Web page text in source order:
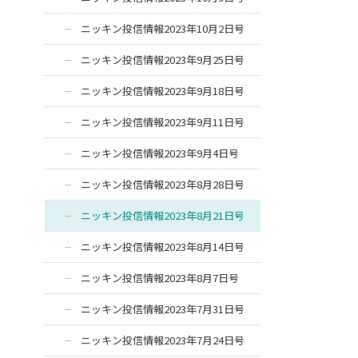
ニッキン投信情報2023年10月2日号
ニッキン投信情報2023年9月25日号
ニッキン投信情報2023年9月18日号
ニッキン投信情報2023年9月11日号
ニッキン投信情報2023年9月4日号
ニッキン投信情報2023年8月28日号
ニッキン投信情報2023年8月21日号
ニッキン投信情報2023年8月14日号
ニッキン投信情報2023年8月7日号
ニッキン投信情報2023年7月31日号
ニッキン投信情報2023年7月24日号